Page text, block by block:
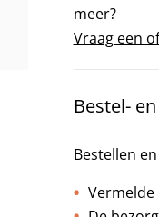
meer?
Vraag een
Bestel-
Bestellen